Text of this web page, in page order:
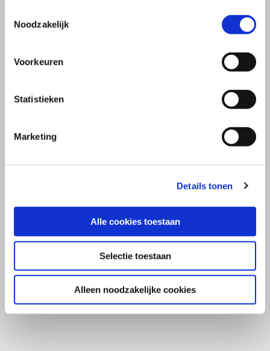
Noodzakelijk
Voorkeuren
Statistieken
Marketing
Details tonen
Alle cookies toestaan
Selectie toestaan
Alleen noodzakelijke cookies